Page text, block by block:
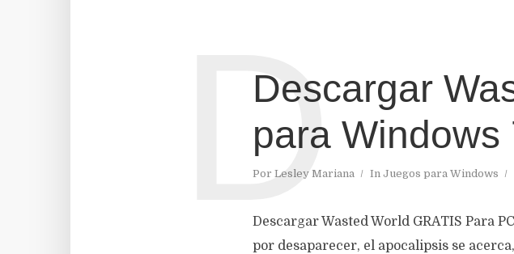
Descargar
para Windows
Por Lesley Mariana In Juegos para Windows
D
Descargar Wasted World GRATIS Para
por desaparecer, el apocalipsis se